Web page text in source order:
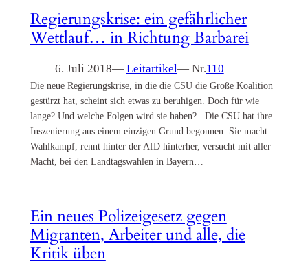
Regierungskrise: ein gefährlicher
Wettlauf… in Richtung Barbarei
6. Juli 2018— Leitartikel— Nr.110
Die neue Regierungskrise, in die die CSU die Große Koalition
gestürzt hat, scheint sich etwas zu beruhigen. Doch für wie
lange? Und welche Folgen wird sie haben? Die CSU hat ihre
Inszenierung aus einem einzigen Grund begonnen: Sie macht
Wahlkampf, rennt hinter der AfD hinterher, versucht mit aller
Macht, bei den Landtagswahlen in Bayern…
Ein neues Polizeigesetz gegen
Migranten, Arbeiter und alle, die
Kritik üben